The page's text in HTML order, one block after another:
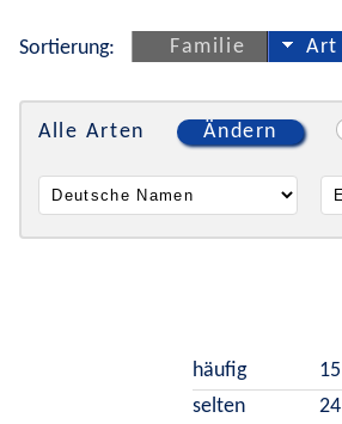
Sortierung: Familie Art
Alle Arten Ändern
häufig
15
selten
24